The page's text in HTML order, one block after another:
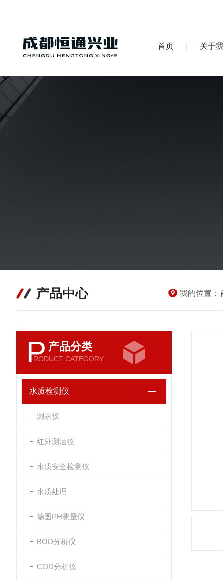
首页 关于
产品中心 我的位置：
P 产品分类
RODUCT CATEGORY
水质检测仪
测汞仪
红外测油仪
水质安全检测仪
水质处理
德图PH测量仪
BOD分析仪
COD分析仪